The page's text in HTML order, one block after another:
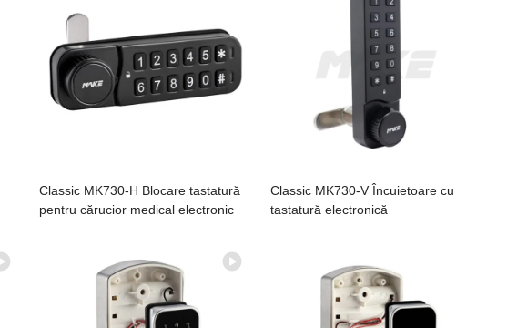
Classic MK730-H Blocare tastatură
pentru cărucior medical electronic
Classic MK730-V Încuietoare cu
tastatură electronică